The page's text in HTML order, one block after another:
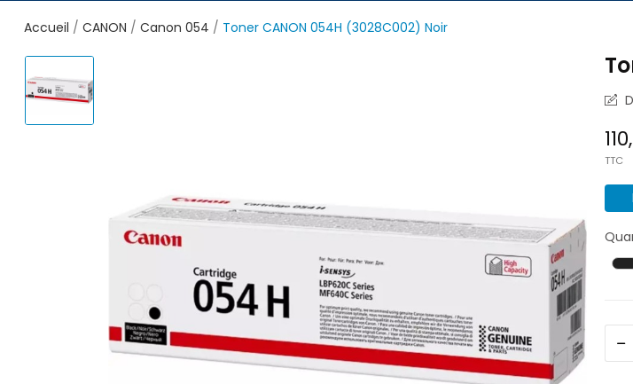
Accueil CANON Canon 054 Toner CANON 054H (3028C002) Noir
TTC